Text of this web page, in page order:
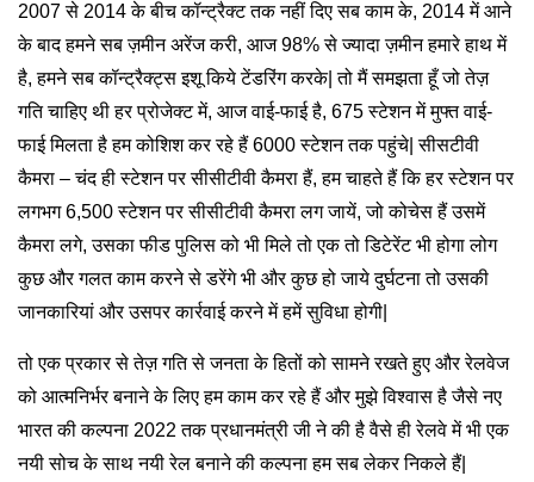
2007 से 2014 के बीच कॉन्ट्रैक्ट तक नहीं दिए सब काम के, 2014 में आने
के बाद हमने सब ज़मीन अरेंज करी, आज 98% से ज्यादा ज़मीन हमारे हाथ में
है, हमने सब कॉन्ट्रैक्ट्स इशू किये टेंडरिंग करके| तो मैं समझता हूँ जो तेज़
गति चाहिए थी हर प्रोजेक्ट में, आज वाई-फाई है, 675 स्टेशन में मुफ्त वाई-
फाई मिलता है हम कोशिश कर रहे हैं 6000 स्टेशन तक पहुंचे| सीसटीवी
कैमरा – चंद ही स्टेशन पर सीसीटीवी कैमरा हैं, हम चाहते हैं कि हर स्टेशन पर
लगभग 6,500 स्टेशन पर सीसीटीवी कैमरा लग जायें, जो कोचेस हैं उसमें
कैमरा लगे, उसका फीड पुलिस को भी मिले तो एक तो डिटेरेंट भी होगा लोग
कुछ और गलत काम करने से डरेंगे भी और कुछ हो जाये दुर्घटना तो उसकी
जानकारियां और उसपर कार्रवाई करने में हमें सुविधा होगी|
तो एक प्रकार से तेज़ गति से जनता के हितों को सामने रखते हुए और रेलवेज
को आत्मनिर्भर बनाने के लिए हम काम कर रहे हैं और मुझे विश्वास है जैसे नए
भारत की कल्पना 2022 तक प्रधानमंत्री जी ने की है वैसे ही रेलवे में भी एक
नयी सोच के साथ नयी रेल बनाने की कल्पना हम सब लेकर निकले हैं|